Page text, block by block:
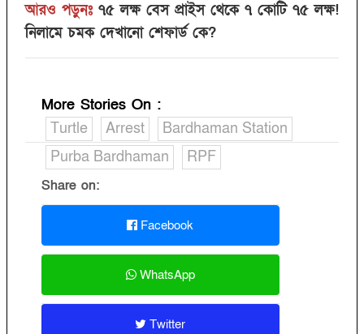
আরও পড়ুনঃ ৭৫ লক্ষ বেস প্রাইস থেকে ৭ কোটি ৭৫ লক্ষ!‌
নিলামে চমক দেখানো শেফার্ড কে?‌
More Stories On :
Turtle
Arrest
Bardhaman Station
Purba Bardhaman
RPF
Share on:
Facebook
WhatsApp
Twitter